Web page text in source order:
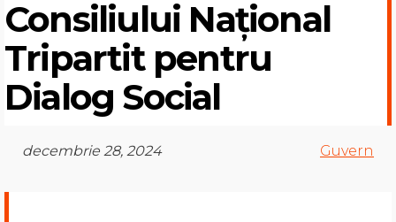
Consiliului Național
Tripartit pentru
Dialog Social
decembrie 28, 2024 Guvern